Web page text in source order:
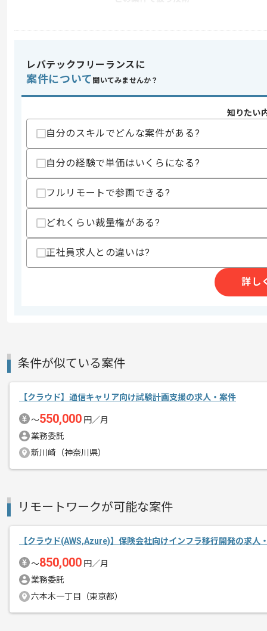
求めるスキル
・ソフトウェアエンジニアリングの経験
・モダンなプログラム言語やライブラ
・UI/UXの基礎知識
スキルに不安がある方へ
その他募集要項
商談回数
エージェントからのコ AWSのアーキテクチャ検討経験がある
コロナに伴い基本的にはリモートで作
レバテックフリーランスに
案件について 聞いてみませんか？
知りたい
自分のスキルでどんな案件がある?
自分の経験で単価はいくらになる?
フルリモートで参画できる?
どれくらい裁量権がある?
正社員求人との違いは?
詳し
条件が似ている案件
【クラウド】通信キャリア向け試験計画支援の求人・案件
〜550,000 円／月
業務委託
新川崎（神奈川県）
リモートワークが可能な案件
【クラウド(AWS,Azure)】保険会社向けインフラ移行開発の求人
〜850,000 円／月
業務委託
六本木一丁目（東京都）